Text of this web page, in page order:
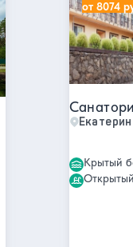
Крытый
от 8074